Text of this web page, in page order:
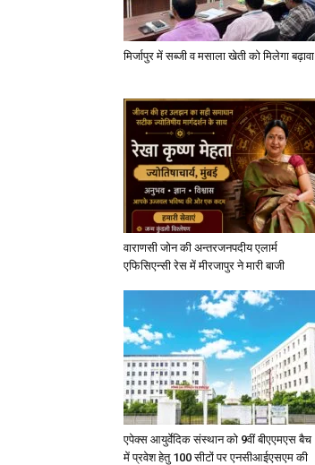
मिर्जापुर में सब्जी व मसाला खेती को मिलेगा बढ़ावा
वाराणसी जोन की अन्तरजनपदीय एलार्म
एफिसिएन्सी रेस में मीरजापुर ने मारी बाजी
एपेक्स आयुर्वेदिक संस्थान को 9वीं बीएएमएस बैच
में प्रवेश हेतु 100 सीटों पर एनसीआईएसएम की